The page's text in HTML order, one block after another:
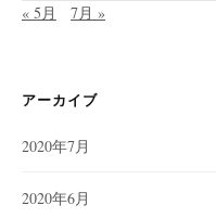
« 5月 7月 »
アーカイブ
2020年7月
2020年6月